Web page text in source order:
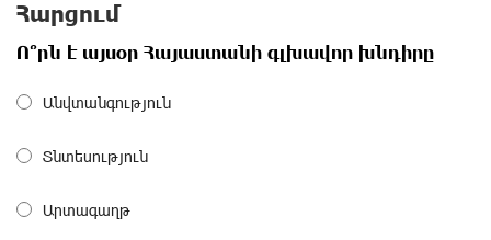
Թուրքական ապրանքանիշը դադարեցնում է
Դանակահարություն՝ Մասիսի
ձերբակալվել է
Հարցում
Ո՞րն է այսօր Հայաստանի գլխավոր խնդիրը
Անվտանգություն
Տնտեսություն
Արտագաղթ